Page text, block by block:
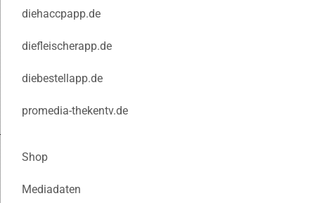
diehaccpapp.de
diefleischerapp.de
diebestellapp.de
promedia-thekentv.de
Shop
Mediadaten